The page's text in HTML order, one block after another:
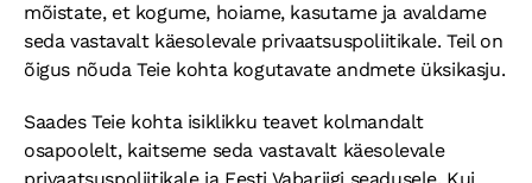
mõistate, et kogume, hoiame, kasutame ja avaldame
seda vastavalt käesolevale privaatsuspoliitikale. Teil on
õigus nõuda Teie kohta kogutavate andmete üksikasju.
Saades Teie kohta isiklikku teavet kolmandalt
osapoolelt, kaitseme seda vastavalt käesolevale